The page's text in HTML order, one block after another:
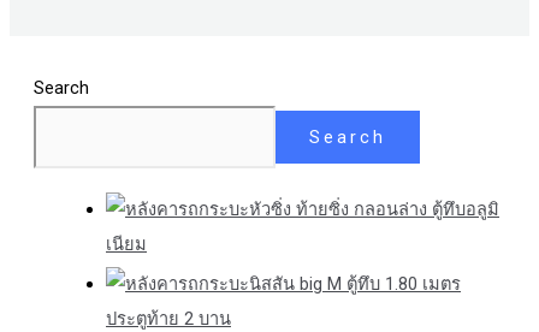
Search
Search
หัวซิ่ง ท้ายซิ่ง กลอนล่าง ตู้ทึบอลูมิ
เนียม
นิสสัน big M ตู้ทึบ 1.80 เมตร
ประตูท้าย 2 บาน